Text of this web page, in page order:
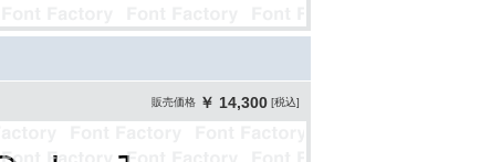
販売価格 ￥ 14,300 [税込]